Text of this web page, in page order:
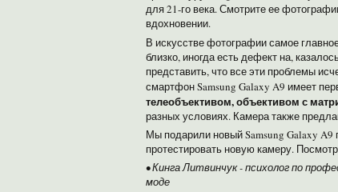
для 21-го века. Смотрите ее
вдохновении.
В искусстве фотографии самое
близко, иногда есть дефект на,
представить, что все эти проблемы
смартфон Samsung Galaxy A9 имеет
телеобъективом, объективом с
разных условиях. Камера также
Мы подарили новый Samsung Galaxy
протестировать новую камеру.
• Кинга Литвинчук - психолог по
моде